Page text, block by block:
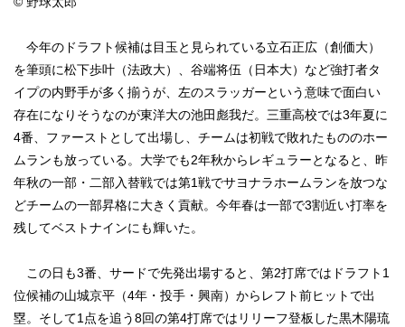
今年のドラフト候補は目玉と見られている立石正広（創価大）
を筆頭に松下歩叶（法政大）、谷端将伍（日本大）など強打者タ
イプの内野手が多く揃うが、左のスラッガーという意味で面白い
存在になりそうなのが東洋大の池田彪我だ。三重高校では3年夏に
4番、ファーストとして出場し、チームは初戦で敗れたもののホー
ムランも放っている。大学でも2年秋からレギュラーとなると、昨
年秋の一部・二部入替戦では第1戦でサヨナラホームランを放つな
どチームの一部昇格に大きく貢献。今年春は一部で3割近い打率を
残してベストナインにも輝いた。
この日も3番、サードで先発出場すると、第2打席ではドラフト1
位候補の山城京平（4年・投手・興南）からレフト前ヒットで出
塁。そして1点を追う8回の第4打席ではリリーフ登板した黒木陽琉